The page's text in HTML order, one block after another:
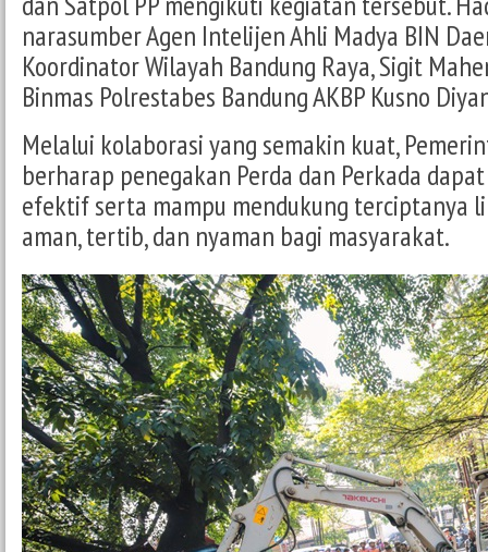
narasumber Agen Intelijen Ahli Madya BIN
Koordinator Wilayah Bandung Raya, Sigit
Binmas Polrestabes Bandung AKBP Kusno
Melalui kolaborasi yang semakin kuat,
berharap penegakan Perda dan Perkada
efektif serta mampu mendukung terciptanya
aman, tertib, dan nyaman bagi masyarakat.